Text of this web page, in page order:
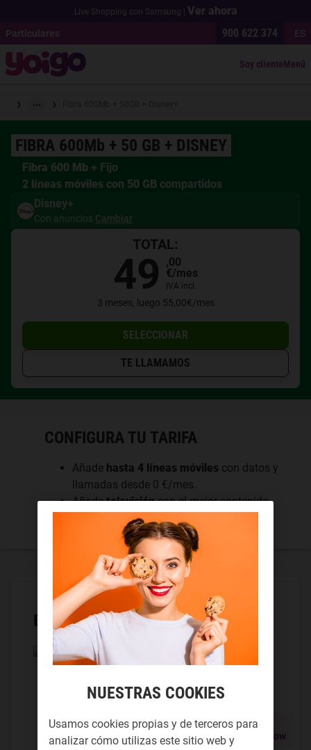
Live Shopping con Samsung | Ver ahora
Particulares 900 622 374 ES
Soy clienteMenú
› ›
FIBRA 600Mb + 50 GB + DISNEY
Fibra 600 Mb + Fijo
2 líneas móviles con 50 GB compartidos
Disney+
Con anuncios Cambiar
TOTAL:
49 ,00
€/mes
IVA incl.
3 meses, luego 55,00€/mes
SELECCIONAR
TE LLAMAMOS
CONFIGURA TU TARIFA
Añade hasta 4 líneas móviles con datos y
llamadas desde 0 €/mes.
Añadetelevisióncon el mejor contenido
desde 6 €/mes.
EN TU CASA
Fibra óptica 600Mb
600Mb de subida.
Mejora a Fibra 1Gb -3 meses al
mismo precio
NUESTRAS COOKIES
Usamos cookies propias y de terceros para
analizar cómo utilizas este sitio web y